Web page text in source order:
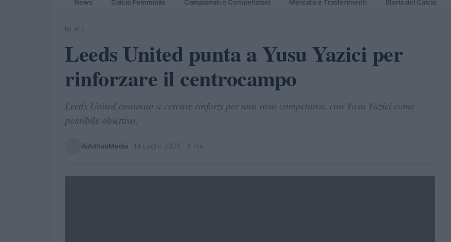
News Calcio Femminile Campionati e Competizioni Mercato e Trasferimenti Storia del Calcio
NEWS
Leeds United punta a Yusu Yazici per
rinforzare il centrocampo
Leeds United continua a cercare rinforzi per una rosa competitiva, con Yusu Yazici come
possibile obiettivo.
AiAdhubMedia 14 Luglio 2025 · 3 min